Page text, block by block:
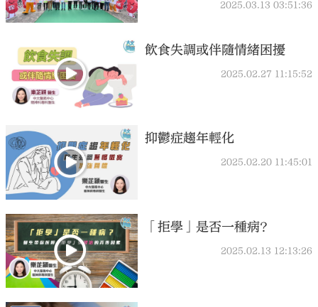
2025.03.13 03:51:36
飲食失調或伴隨情緒困擾
2025.02.27 11:15:52
抑鬱症趨年輕化
2025.02.20 11:45:01
「拒學」是否一種病？
2025.02.13 12:13:26